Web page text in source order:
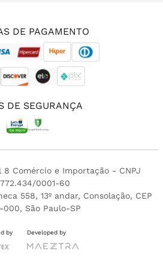
DE PAGAMENTO
DE SEGURANÇA
Comércio e Importação - CNPJ
0001-60
558, 13º andar, Consolação, CEP
000, São Paulo-SP
by Developed by